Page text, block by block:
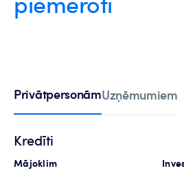
PrivātpersonāmUzņēmumiem
Kredīti
Mājoklim